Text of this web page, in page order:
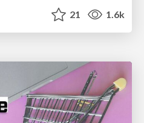
21 1.6k